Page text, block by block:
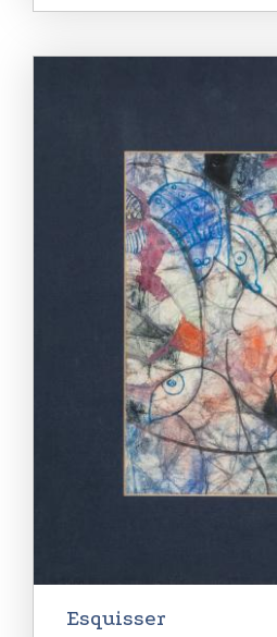
Esquisser